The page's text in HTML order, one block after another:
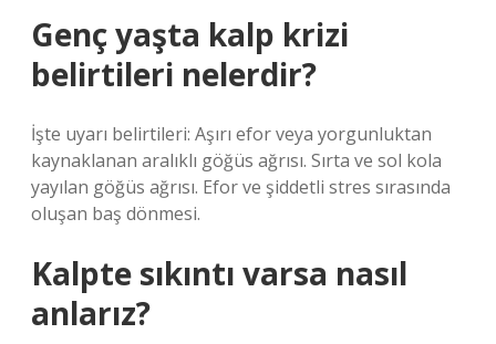
Genç yaşta kalp krizi
belirtileri nelerdir?
İşte uyarı belirtileri: Aşırı efor veya yorgunluktan
kaynaklanan aralıklı göğüs ağrısı. Sırta ve sol kola
yayılan göğüs ağrısı. Efor ve şiddetli stres sırasında
oluşan baş dönmesi.
Kalpte sıkıntı varsa nasıl
anlarız?